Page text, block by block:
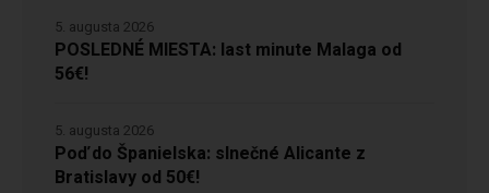
POSLEDNÉ MIESTA: last minute Malaga od
56€!
5. augusta 2026
Poď do Španielska: slnečné Alicante z
Bratislavy od 50€!
5. augusta 2026